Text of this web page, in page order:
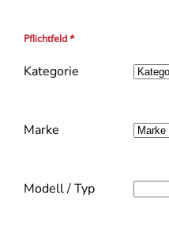
Pflichtfeld *
Kategorie
Marke
Modell / Typ